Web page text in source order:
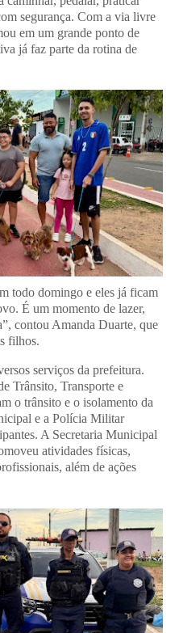
segurança. Com a via livre
em um grande ponto de
já faz parte da rotina de
todo domingo e eles já ficam
É um momento de lazer,
contou Amanda Duarte, que
filhos.
serviços da prefeitura.
Trânsito, Transporte e
o trânsito e o isolamento da
e a Polícia Militar
A Secretaria Municipal
atividades físicas,
além de ações